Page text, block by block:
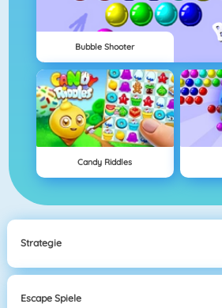
Bubble Shooter
Candy Riddles
Strategie
Escape Spiele